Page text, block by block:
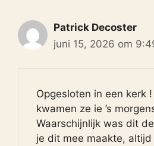
Patrick Decoster
juni 15, 2026 om
Opgesloten in een kerk
kwamen ze ie ’s
Waarschijnlijk was dit
je dit mee maakte,